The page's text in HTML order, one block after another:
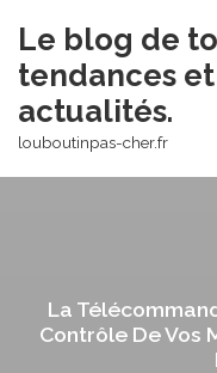
content
Le blog de
tendances et
actualités.
louboutinpas-cher.fr
La
Contrôle De Vos